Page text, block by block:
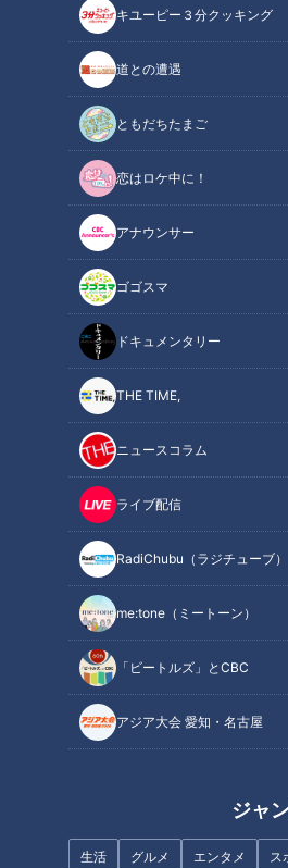
キユーピー３分クッキング
道との遭遇
ともだちたまご
恋はロケ中に！
アナウンサー
ゴゴスマ
ドキュメンタリー
THE TIME,
ニュースコラム
ライブ配信
RadiChubu（ラジチューブ）
me:tone（ミートーン）
「ビートルズ」とCBC
アジア大会 愛知・名古屋
ジャ
生活 グルメ エンタメ ス
ドキュメンタリー
長編ドキュメンタリー
14歳のときに妊娠し、１人で産む
女の「その後」を取材しました。
若いシングルマザーに立ちはだかっ
この記事を見たあなたへのおす
愛車を自室に持ち込める25億円
の部屋！？“億超え”の高級マン
ションが即完売 名古屋では「バ
ブル期を超えた」
全
衛門
ン”
ツ「
2棟の建物しかない人工島はな
ぜできた？静岡・浜名湖に浮か
「収